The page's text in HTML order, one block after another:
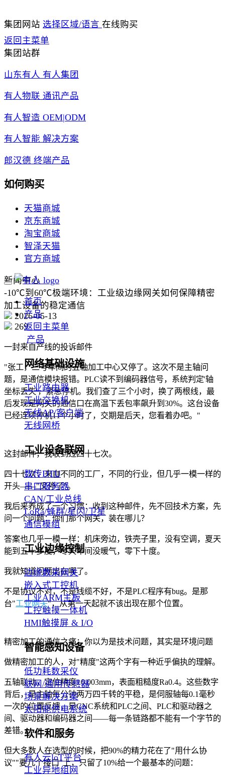
集团网站 选择区域/语言 在线购买
返回主菜单
集团站群
山东有人 有人集团
有人物联 通讯产品
有人智造 OEM|ODM
有人智能 解决方案
郎汉德 终端产品
如何购买
天猫商城
京东商城
淘宝商城
智泽天猫
官方商城
首页
产品
返回主菜单
产品
网络基础设施
工业路由器
工业交换机
无线AP/客户端
无线网桥
工业设备联网
数传DTU
串口服务器
CAN/工业总线
LoRa/蜂群/星闪/卫星
通信模组
工业边缘控制
边缘数采网关
嵌入式工控机
工业ARM主板
工控触摸一体机
HMI触摸屏 & I/O
智能感知设备
低功耗数采仪
联网/通用传感器
场景解决方案
太阳能供电系统
软件和服务
有人云loT平台
工业异地组网
新闻中心
-10℃到60℃极端环境：工业级边缘网关如何保障精密
加工设备的稳定通信
2026-05-13
269
一封来自产线的投诉邮件
"张工，三号车间的五轴加工中心又停了。这次不是主轴问
题，是通信模块报错。PLC读不到编码器信号，系统判定'轴
坐标丢失'，紧急停机。我们查了三个小时，换了两根线，最
后发现是网关的通信口在高温下丢包率飙升到30%。这台设备
已经连续停机11个小时了，交期是后天，您看着办吧。"
这封邮件，我收到过四十七次。
四十七次，来自不同的工厂，不同的行业，但几乎一模一样的
开头——"又停了"。
我后来养成了一个习惯：收到这种邮件，先不回技术方案，先
问一个问题：你们那个网关，装在哪儿？
答案也几乎一模一样：机床旁边，铁壳子里，没有空调，夏天
能到五十多度，冬天车间没暖气，零下十度。
我就知道问题出在哪了。
不是协议不对，不是线缆不好，不是PLC程序有bug。是那
台"工业网关"，从第一天起就不该出现在那个位置。
精密加工的通信之痛：你以为是技术问题，其实是环境问题
做精密加工的人，对"精度"这两个字有一种近乎偏执的理解。
五轴联动，定位精度±0.003mm，表面粗糙度Ra0.4。这些数字
背后，是主轴每分钟两万四千转的平稳，是伺服轴每0.1毫秒
一次的位置反馈，是CNC系统和PLC之间、PLC和驱动器之
间、驱动器和编码器之间——每一条链路都不能有一个字节的
差错。
但大多数人在选型的时候，把90%的精力花在了"用什么协
议""要几个接口"上，只留了10%给一个最基本的问题：